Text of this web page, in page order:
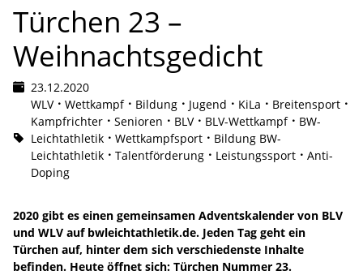
Türchen 23 –
Weihnachtsgedicht
23.12.2020
WLV
Wettkampf Bildung Jugend KiLa
Breitensport
Kampfrichter
Senioren BLV BLV-Wettkampf
BW-
Leichtathletik
Wettkampfsport
Bildung BW-
Leichtathletik
Talentförderung Leistungssport
Anti-
Doping
2020 gibt es einen gemeinsamen Adventskalender von BLV
und WLV auf bwleichtathletik.de. Jeden Tag geht ein
Türchen auf, hinter dem sich verschiedenste Inhalte
befinden. Heute öffnet sich: Türchen Nummer 23.